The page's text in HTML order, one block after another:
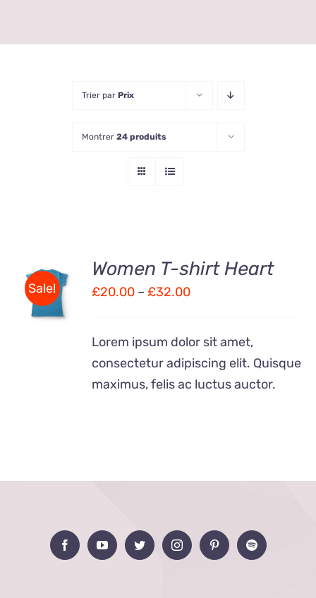
Trier par Prix
Montrer 24 produits
Sale!
DÉTAILS
Women T-shirt Heart
£20.00 – £32.00
Lorem ipsum dolor sit amet,
consectetur adipiscing elit. Quisque
maximus, felis ac luctus auctor.